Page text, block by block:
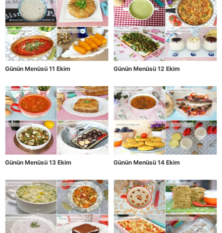
Günün Menüsü 11 Ekim Günün Menüsü 12 Ekim
Günün Menüsü 13 Ekim Günün Menüsü 14 Ekim